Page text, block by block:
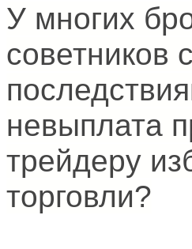
У многих
советников
невыплата
трейдеру
торговли?